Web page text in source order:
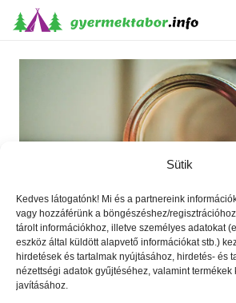
Sütik
Kedves látogatónk! Mi és a partnereink
vagy hozzáférünk a böngészéshez/
tárolt információkhoz, illetve személyes adatokat
eszköz által küldött alapvető információkat stb.)
hirdetések és tartalmak nyújtásához, hirdetés- és
nézettségi adatok gyűjtéséhez, valamint
javításához.
Vállalkozni fiatalon? Miért ne?